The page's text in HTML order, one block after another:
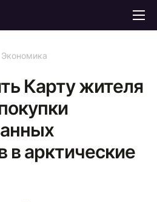
Экономика
Карту жителя
в арктические